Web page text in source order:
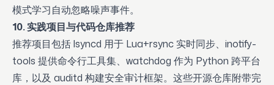
模式学习自动忽略噪声事件。
10. 实践项目与代码仓库推荐
推荐项目包括 lsyncd 用于 Lua+rsync 实时同步、inotify-
tools 提供命令行工具集、watchdog 作为 Python 跨平台
库，以及 auditd 构建安全审计框架。这些开源仓库附带完